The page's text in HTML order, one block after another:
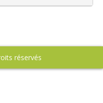
réservés